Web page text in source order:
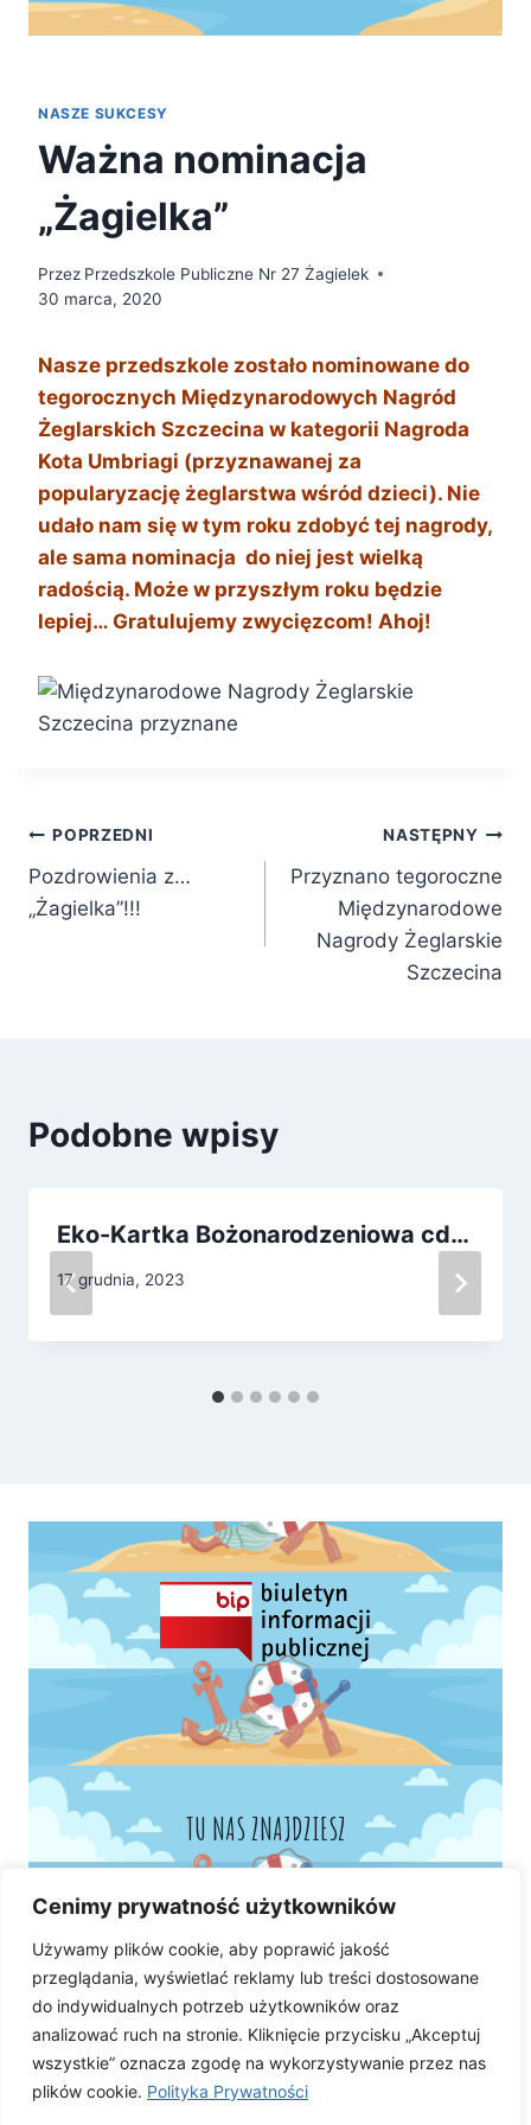
Cenimy prywatność użytkowników
Używamy plików cookie, aby poprawić jakość
przeglądania, wyświetlać reklamy lub treści dostosowane
do indywidualnych potrzeb użytkowników oraz
analizować ruch na stronie. Kliknięcie przycisku „Akceptuj
wszystkie” oznacza zgodę na wykorzystywanie przez nas
plików cookie. Polityka Prywatności
NASZE SUKCESY
Ważna nominacja
„Żagielka”
Przez Przedszkole Publiczne Nr 27 Żagielek
30 marca, 2020
Nasze przedszkole zostało nominowane do
tegorocznych Międzynarodowych Nagród
Żeglarskich Szczecina w kategorii Nagroda
Kota Umbriagi (przyznawanej za
popularyzację żeglarstwa wśród dzieci). Nie
udało nam się w tym roku zdobyć tej nagrody,
ale sama nominacja do niej jest wielką
radością. Może w przyszłym roku będzie
lepiej… Gratulujemy zwycięzcom! Ahoj!
Nawigacja
wpisu
POPRZEDNI
Pozdrowienia z…
„Żagielka”!!!
NASTĘPNY
Przyznano tegoroczne
Międzynarodowe
Nagrody Żeglarskie
Szczecina
Podobne wpisy
Eko-Kartka Bożonarodzeniowa cd…
17 grudnia, 2023
TU NAS ZNAJDZIESZ